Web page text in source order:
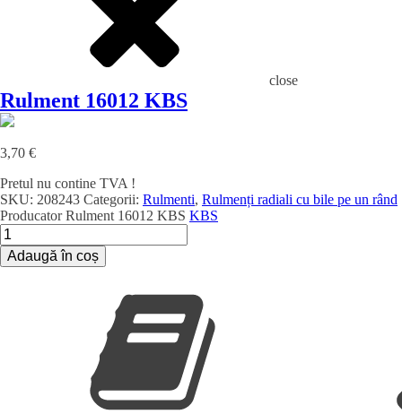
close
Rulment 16012 KBS
3,70 €
Pretul nu contine TVA !
SKU: 208243 Categorii: Rulmenti, Rulmenți radiali cu bile pe un rând
ProducatorRulment 16012 KBS KBS
Cantitate
Rulment
16012
Adaugă în coș